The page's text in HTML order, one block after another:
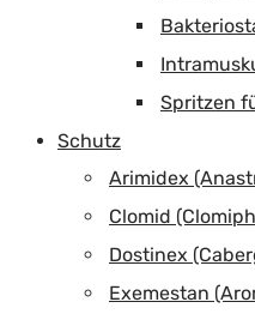
Spritzen
Schutz
Arimidex
Clomid
Dostinex
Exemestan